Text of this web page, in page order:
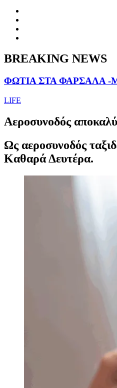
BREAKING NEWS
ΦΩΤΙΑ ΣΤΑ ΦΑΡΣΑΛΑ
LIFE
Αεροσυνοδός
Ως αεροσυνοδός
Καθαρά Δευτέρα.